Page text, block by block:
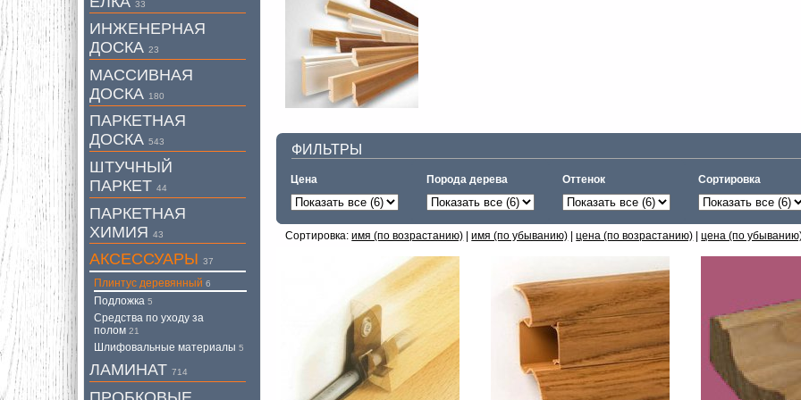
ФИЛЬТРЫ
Цена Порода дерева Оттенок Сортировка
Сортировка:имя (по возрастанию) |имя (по убыванию) |цена (по возрастанию) |цена (по
33
ИНЖЕНЕРНАЯ
ДОСКА 23
МАССИВНАЯ
ДОСКА 180
ПАРКЕТНАЯ
ДОСКА 543
ШТУЧНЫЙ
ПАРКЕТ 44
ПАРКЕТНАЯ
ХИМИЯ 43
АКСЕССУАРЫ 37
Плинтус деревянный 6
Подложка 5
Средства по уходу за
полом 21
Шлифовальные материалы 5
ЛАМИНАТ 714